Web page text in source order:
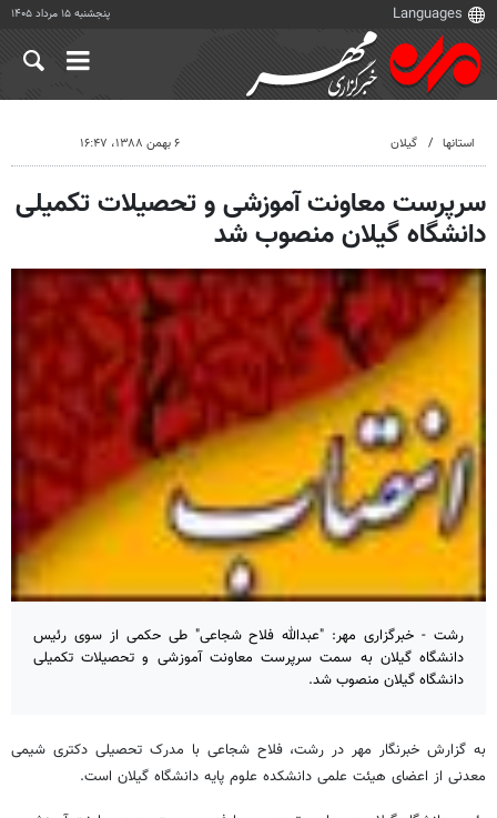
پنجشنبه ۱۵ مرداد ۱۴۰۵
استانها گیلان ۶ بهمن ۱۳۸۸، ۱۶:۴۷
سرپرست معاونت آموزشی و تحصیلات تکمیلی
دانشگاه گیلان منصوب شد
رشت - خبرگزاری مهر: "عبدالله فلاح شجاعی" طی حکمی از سوی رئیس
دانشگاه گیلان به سمت سرپرست معاونت آموزشی و تحصیلات تکمیلی
دانشگاه گیلان منصوب شد.
به گزارش خبرنگار مهر در رشت، فلاح شجاعی با مدرک تحصیلی دکترى شیمی
معدنی از اعضای هیئت علمی دانشکده علوم پایه دانشگاه گیلان است.